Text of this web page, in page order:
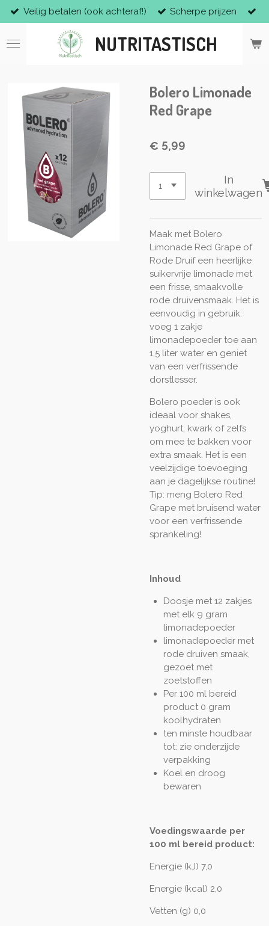
Ga
direct
naar
NUTRITASTISCH
Veilig betalen (ook achteraf!) Scherpe prijzen
Bolero Limonade
Red Grape
€ 5,99
In
winkelwagen
Maak met Bolero
Limonade Red Grape of
Rode Druif een heerlijke
suikervrije limonade met
een frisse, smaakvolle
rode druivensmaak. Het is
eenvoudig in gebruik:
voeg 1 zakje
limonadepoeder toe aan
1,5 liter water en geniet
van een verfrissende
dorstlesser.
Bolero poeder is ook
ideaal voor shakes,
yoghurt, kwark of zelfs
om mee te bakken voor
extra smaak. Het is een
veelzijdige toevoeging
aan je dagelijkse routine!
Tip: meng Bolero Red
Grape met bruisend water
voor een verfrissende
sprankeling!
Inhoud
Doosje met 12 zakjes
met elk 9 gram
limonadepoeder
limonadepoeder met
rode druiven smaak,
gezoet met
zoetstoffen
Per 100 ml bereid
product 0 gram
koolhydraten
ten minste houdbaar
tot: zie onderzijde
verpakking
Koel en droog
bewaren
Voedingswaarde per
100 ml bereid product:
Energie (kJ) 7,0
Energie (kcal) 2,0
Vetten (g) 0,0